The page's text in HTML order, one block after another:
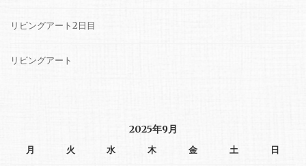
リビングアート2日目
リビングアート
2025年9月
月 火 水 木 金 土 日